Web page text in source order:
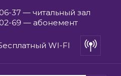
37 — читальный зал
02-69 — абонемент
WI-FI